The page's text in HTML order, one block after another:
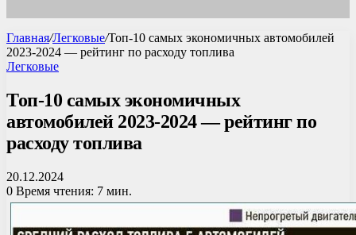
Главная/Легковые/Топ-10 самых экономичных автомобилей
2023-2024 — рейтинг по расходу топлива
Легковые
Топ-10 самых экономичных
автомобилей 2023-2024 — рейтинг по
расходу топлива
20.12.2024
0 Время чтения: 7 мин.